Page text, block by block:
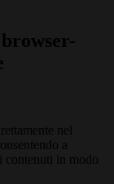
nel
a
contenuti in modo